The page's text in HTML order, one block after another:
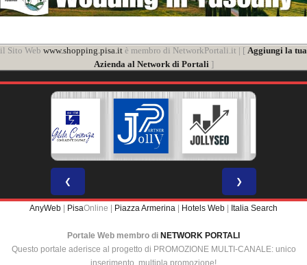
il Sito Web www.shopping.pisa.it è membro di NetworkPortali.it | [ Aggiungi la tua
Azienda al Network di Portali]
❮ ❯
AnyWeb PisaOnline | Piazza Armerina Hotels Web Italia Search
Portale Web membro di NETWORK PORTALI
Questo portale aderisce al progetto di PROMOZIONE MULTI-CANALE: unico
inserimento, multipla promozione!